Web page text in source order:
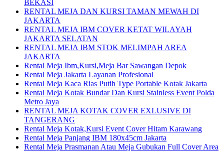
BEKASI
RENTAL MEJA DAN KURSI TAMAN MEWAH DI
JAKARTA
RENTAL MEJA IBM COVER KETAT WILAYAH
JAKARTA SELATAN
RENTAL MEJA IBM STOK MELIMPAH AREA
JAKARTA
Rental Meja Ibm,Kursi,Meja Bar Sawangan Depok
Rental Meja Jakarta Layanan Profesional
Rental Meja Kaca Rias Putih Type Portable Kotak Jakarta
Rental Meja Kotak Bundar Dan Kursi Stainless Event Polda
Metro Jaya
RENTAL MEJA KOTAK COVER EXLUSIVE DI
TANGERANG
Rental Meja Kotak,Kursi Event Cover Hitam Karawang
Rental Meja Panjang IBM 180x45cm Jakarta
Rental Meja Prasmanan Atau Meja Gubukan Full Cover Area